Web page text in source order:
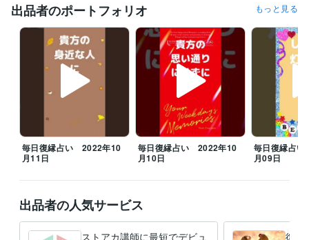
職歴
鈴木ライブリサーチ 2020年2月 ~ 現在
受賞歴
人生が変わる！開運風水講座 人生が変わる！ライフコーチ講座
開運
アドバイザーとしてワークショップ
九星気学初級講座　講師デビュ
資格・検定
九星気学鑑定士 取得年 : 2013年
タロットカード士 取得年 : 2018年
タロットリーディングマスター 取得年 : 2018年
第二種電気主任技術者 取得年 : 2018年
第一種電気主任技術者 取得年 : 2018年
2級電気工事施工管理技士
出品者のポートフォリオ もっと見る
毎日復縁占い 2022年10
月11日
毎日復縁占い 2022年10
月10日
毎日復縁占
月09日
出品者の人気サービス
ストアカ講師に最短でデビュ
復縁